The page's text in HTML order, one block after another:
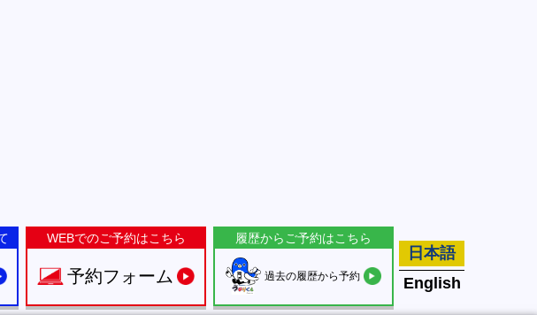
WEBでのご予約はこちら
予約フォーム
履歴からご予約はこちら
過去の履歴から予約
日本語
English